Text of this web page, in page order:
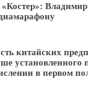
китайских
установленного
в первом